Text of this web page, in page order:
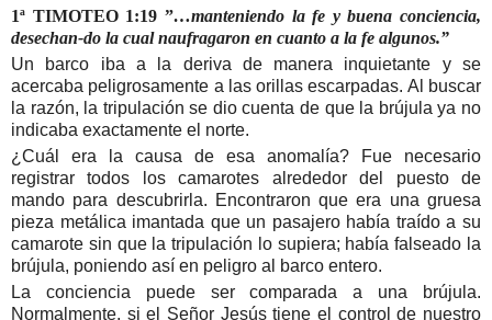
1ª TIMOTEO 1:19 ”…manteniendo la fe y buena conciencia,
desechan-do la cual naufragaron en cuanto a la fe algunos.”
Un barco iba a la deriva de manera inquietante y se
acercaba peligrosamente a las orillas escarpadas. Al buscar
la razón, la tripulación se dio cuenta de que la brújula ya no
indicaba exactamente el norte.
¿Cuál era la causa de esa anomalía? Fue necesario
registrar todos los camarotes alrededor del puesto de
mando para descubrirla. Encontraron que era una gruesa
pieza metálica imantada que un pasajero había traído a su
camarote sin que la tripulación lo supiera; había falseado la
brújula, poniendo así en peligro al barco entero.
La conciencia puede ser comparada a una brújula.
Normalmente, si el Señor Jesús tiene el control de nuestro